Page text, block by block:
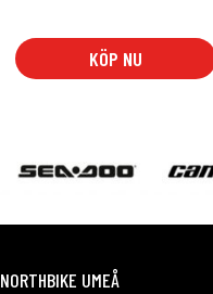
KÖP NU
NORTHBIKE UMEÅ